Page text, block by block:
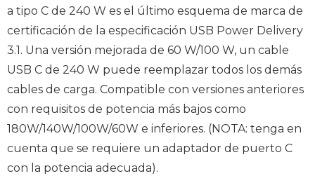
a tipo C de 240 W es el último esquema de marca de
certificación de la especificación USB Power Delivery
3.1. Una versión mejorada de 60 W/100 W, un cable
USB C de 240 W puede reemplazar todos los demás
cables de carga. Compatible con versiones anteriores
con requisitos de potencia más bajos como
180W/140W/100W/60W e inferiores. (NOTA: tenga en
cuenta que se requiere un adaptador de puerto C
con la potencia adecuada).